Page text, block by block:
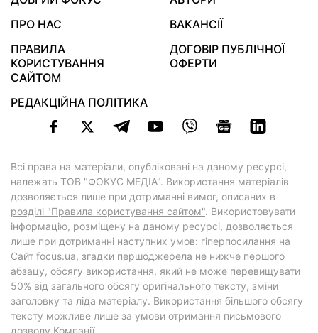
ПРО НАС
ВАКАНСІЇ
ПРАВИЛА
КОРИСТУВАННЯ
САЙТОМ
ДОГОВІР ПУБЛІЧНОЇ
ОФЕРТИ
РЕДАКЦІЙНА ПОЛІТИКА
Всі права на матеріали, опубліковані на даному ресурсі,
належать ТОВ "ФОКУС МЕДІА". Використання матеріалів
дозволяється лише при дотриманні вимог, описаних в
розділі "Правила користування сайтом". Використовувати
інформацію, розміщену на даному ресурсі, дозволяється
лише при дотриманні наступних умов: гіперпосилання на
Cайт focus.ua, згадки першоджерела не нижче першого
абзацу, обсягу використання, який не може перевищувати
50% від загального обсягу оригінального тексту, зміни
заголовку та ліда матеріалу. Використання більшого обсягу
тексту можливе лише за умови отримання письмового
дозволу Компанії.